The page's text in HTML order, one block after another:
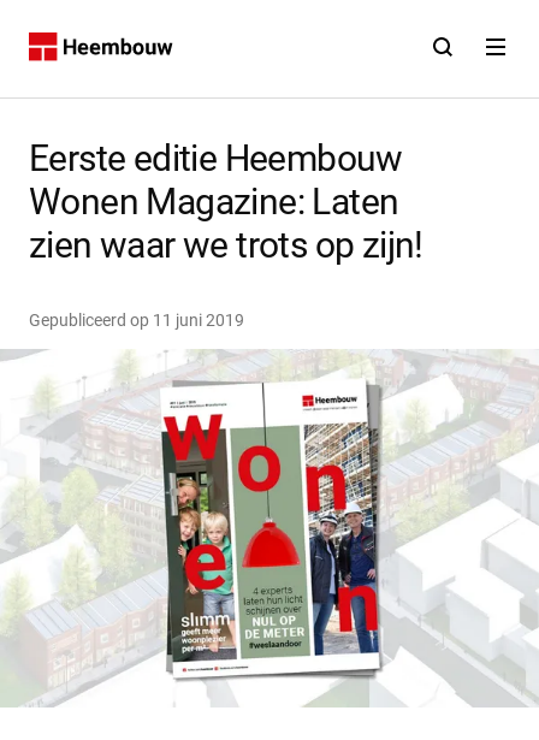
Home Open Open
Contact
Eerste editie Heembouw
Wonen Magazine: Laten
zien waar we trots op zijn!
Gepubliceerd op 11 juni 2019